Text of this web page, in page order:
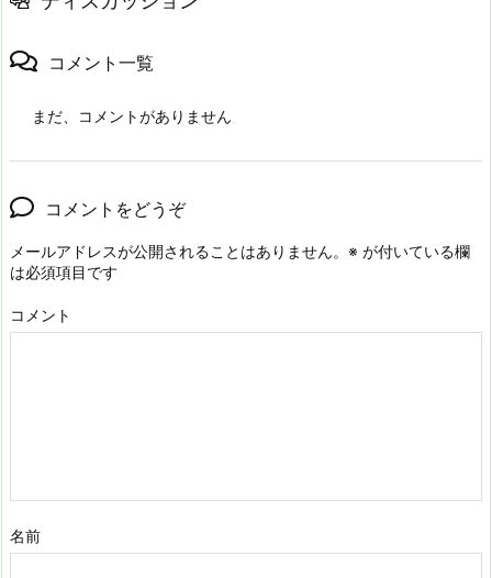
コメント一覧
まだ、コメントがありません
コメントをどうぞ
メールアドレスが公開されることはありません。 ※ が付いている欄
は必須項目です
コメント
名前